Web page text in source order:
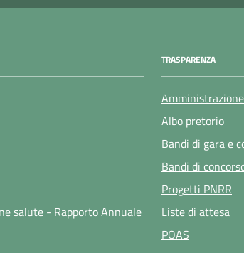
salute - Rapporto Annuale
TRASPARENZA
Albo pretorio
Bandi di gara e
Bandi di
Progetti PNRR
Liste di attesa
POAS